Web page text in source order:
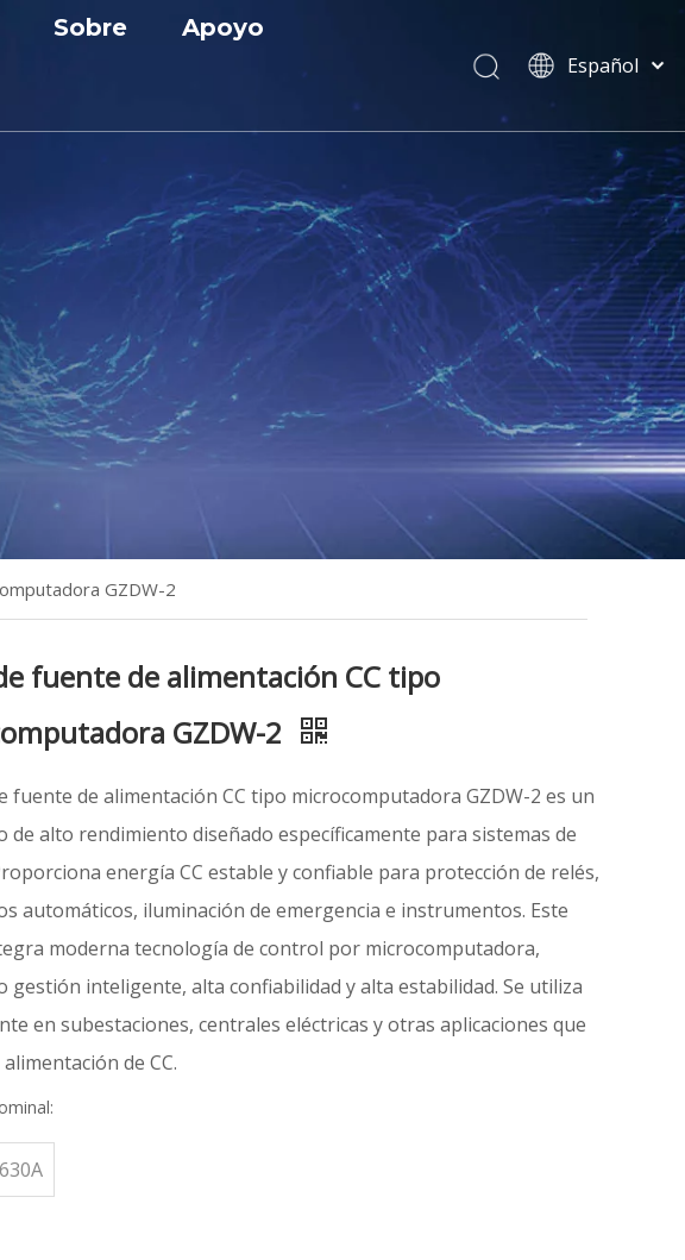
Sobre
Noticias
Apoyo
Preguntas más frecuentes
Español
简体中文
العربية
Français
Pусский
Português
Italiano
Tiếng Việt
ไทย
বাংলা
GZDW-2
fuente de alimentación CC tipo
GZDW-2
fuente de alimentación CC tipo microcomputadora GZDW-2 es un
de alto rendimiento diseñado específicamente para sistemas de
energía CC estable y confiable para protección de relés,
automáticos, iluminación de emergencia e instrumentos. Este
moderna tecnología de control por microcomputadora,
gestión inteligente, alta confiabilidad y alta estabilidad. Se utiliza
en subestaciones, centrales eléctricas y otras aplicaciones que
de CC.
630A